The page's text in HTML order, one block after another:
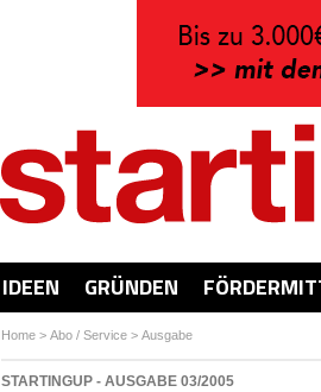
IDEEN GRÜNDEN
Home> Abo / Service> Ausgabe
STARTINGUP - AUSGABE 03/2005